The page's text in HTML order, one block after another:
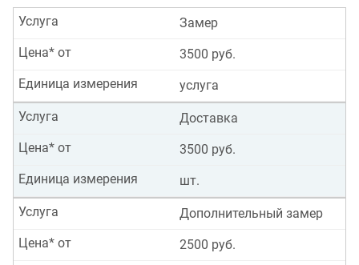
Замер
Услуга
3500 руб.
Цена* от
услуга
Единица измерения
Доставка
Услуга
3500 руб.
Цена* от
шт.
Единица измерения
Дополнительный замер
Услуга
2500 руб.
Цена* от